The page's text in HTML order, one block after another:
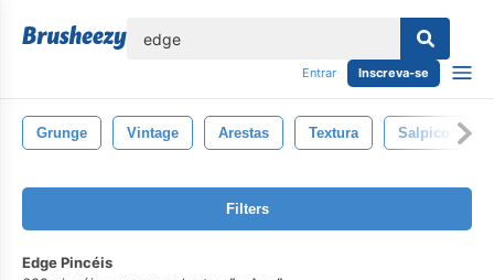
Entrar Inscreva-se
Grunge Vintage Arestas Textura Salpico
Filters
Edge Pincéis